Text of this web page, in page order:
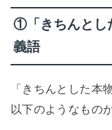
①「きちんとし
義語
「きちんとした本
以下のようなもの